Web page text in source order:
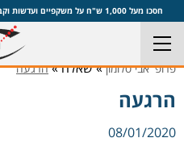
חסכו מעל 1,000 ש"ח על משקפיים ועדשות וקבעו ייעוץ חינם עם פרופ' אבי סלומון,
פרופ' אבי סלומון» שאלה »הרגעה
הרגעה
08/01/2020